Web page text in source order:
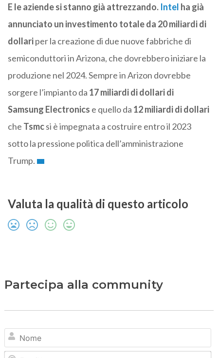
E le aziende si stanno già attrezzando. Intel ha già
annunciato un investimento totale da 20 miliardi di
dollariper la creazione di due nuove fabbriche di
semiconduttori in Arizona, che dovrebbero iniziare la
produzione nel 2024. Sempre in Arizon dovrebbe
sorgere l’impianto da 17 miliardi di dollari di
Samsung Electronics e quello da 12 miliardi di dollari
che Tsmcsi è impegnata a costruire entro il 2023
sotto la pressione politica dell’amministrazione
Trump.
Valuta la qualità di questo articolo
Partecipa alla community